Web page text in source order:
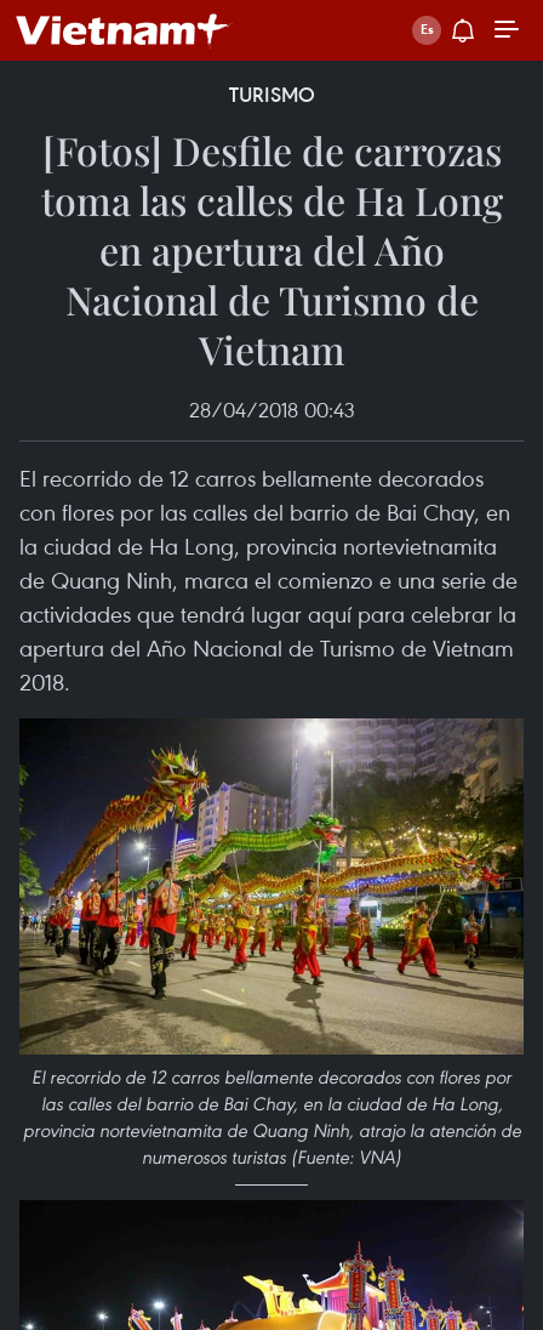
TURISMO
[Fotos] Desfile de carrozas
toma las calles de Ha Long
en apertura del Año
Nacional de Turismo de
Vietnam
28/04/2018 00:43
El recorrido de 12 carros bellamente decorados
con flores por las calles del barrio de Bai Chay, en
la ciudad de Ha Long, provincia nortevietnamita
de Quang Ninh, marca el comienzo e una serie de
actividades que tendrá lugar aquí para celebrar la
apertura del Año Nacional de Turismo de Vietnam
2018.
El recorrido de 12 carros bellamente decorados con flores por
las calles del barrio de Bai Chay, en la ciudad de Ha Long,
provincia nortevietnamita de Quang Ninh, atrajo la atención de
numerosos turistas (Fuente: VNA)